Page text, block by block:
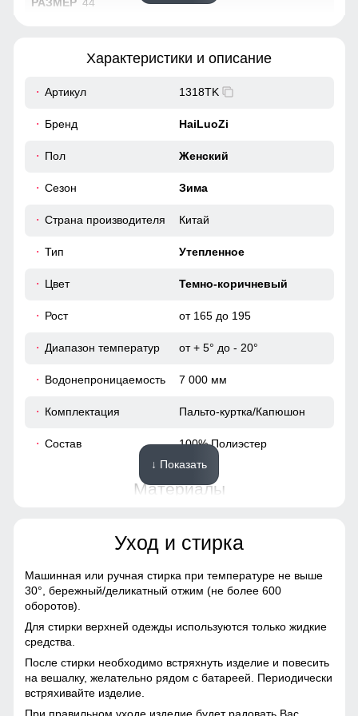
44
40
64
Характеристики и описание
Артикул 1318TK
Бренд HaiLuoZi
Пол Женский
Сезон Зима
Страна производителя Китай
Тип Утепленное
Цвет Темно-коричневый
Рост от 165 до 195
Диапазон температур от + 5° до - 20°
Водонепроницаемость 7 000 мм
Комплектация Пальто-куртка/Капюшон
Состав 100% Полиэстер
Материалы
Полиэстер, Плащевка,
Болонь
Материал подкладки Полиэстер
капюшона
Материал подкладки
кармана
Полиэстер/С начесом
Материал наполнителя Синтепон
↓ Показать
Уход и стирка
Машинная или ручная стирка при температуре не выше
30°, бережный/деликатный отжим (не более 600
оборотов).
Для стирки верхней одежды используются только жидкие
средства.
После стирки необходимо встряхнуть изделие и повесить
на вешалку, желательно рядом с батареей. Периодически
встряхивайте изделие.